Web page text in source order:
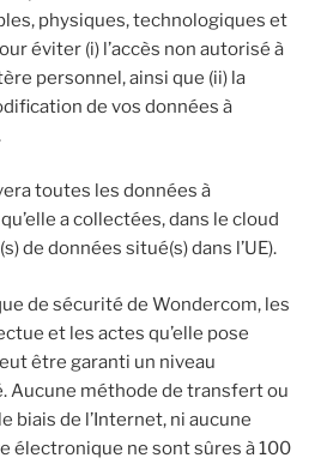
physiques, technologiques et
éviter (i) l’accès non autorisé à
personnel, ainsi que (ii) la
de vos données à
toutes les données à
a collectées, dans le cloud
de données situé(s) dans l’UE).
de sécurité de Wondercom, les
et les actes qu’elle pose
être garanti un niveau
Aucune méthode de transfert ou
biais de l’Internet, ni aucune
électronique ne sont sûres à 100